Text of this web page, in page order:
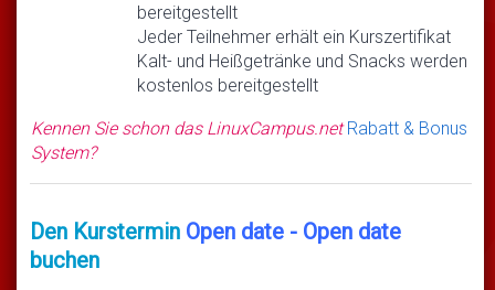
bereitgestellt
Jeder Teilnehmer erhält ein Kurszertifikat
Kalt- und Heißgetränke und Snacks werden
kostenlos bereitgestellt
Kennen Sie schon das LinuxCampus.netRabatt & Bonus
System?
Den Kurstermin Open date - Open date
buchen